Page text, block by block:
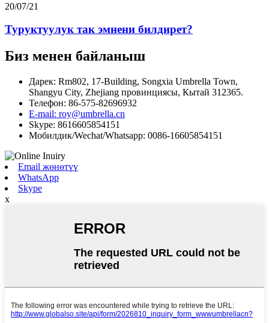
20/07/21
Туруктуулук так эмнени билдирет?
Биз менен байланыш
Дарек: Rm802, 17-Building, Songxia Umbrella Town,
Shangyu City, Zhejiang провинциясы, Кытай 312365.
Телефон: 86-575-82696932
E-mail: roy@umbrella.cn
Skype: 8616605854151
Мобилдик/Wechat/Whatsapp: 0086-16605854151
Email жөнөтүү
WhatsApp
Skype
x